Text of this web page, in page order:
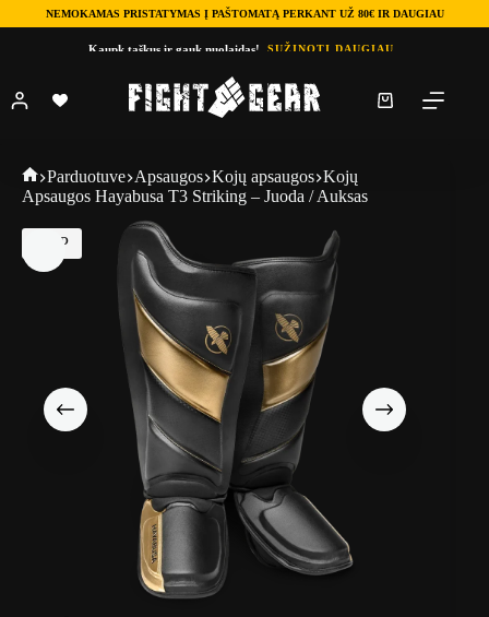
NEMOKAMAS PRISTATYMAS Į PAŠTOMATĄ PERKANT UŽ 80€ IR DAUGIAU
Kaupk taškus ir gauk nuolaidas! SUŽINOTI DAUGIAU
Shopping
cart
Fightgear
Parduotuve Apsaugos Kojų apsaugos Kojų
Apsaugos Hayabusa T3 Striking – Juoda / Auksas
TOP